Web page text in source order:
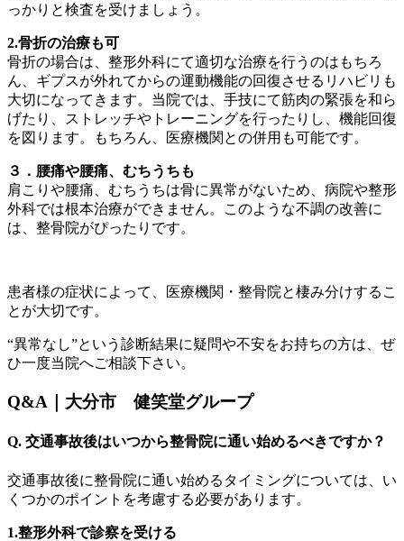
っかりと検査を受けましょう。
2.骨折の治療も可
骨折の場合は、整形外科にて適切な治療を行うのはもちろ
ん、ギプスが外れてからの運動機能の回復させるリハビリも
大切になってきます。当院では、手技にて筋肉の緊張を和ら
げたり、ストレッチやトレーニングを行ったりし、機能回復
を図ります。もちろん、医療機関との併用も可能です。
３．腰痛や腰痛、むちうちも
肩こりや腰痛、むちうちは骨に異常がないため、病院や整形
外科では根本治療ができません。このような不調の改善に
は、整骨院がぴったりです。
患者様の症状によって、医療機関・整骨院と棲み分けするこ
とが大切です。
“異常なし”という診断結果に疑問や不安をお持ちの方は、ぜ
ひ一度当院へご相談下さい。
Q&A｜大分市 健笑堂グループ
Q. 交通事故後はいつから整骨院に通い始めるべきですか？
交通事故後に整骨院に通い始めるタイミングについては、い
くつかのポイントを考慮する必要があります。
1.整形外科で診察を受ける